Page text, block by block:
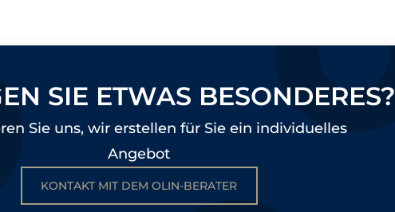
SIE ETWAS BESONDERES?
Sie uns, wir erstellen für Sie ein individuelles
Angebot
KONTAKT MIT DEM OLIN-BERATER